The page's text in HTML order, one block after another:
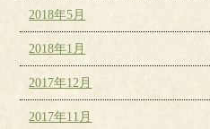
2018年5月
2018年1月
2017年12月
2017年11月